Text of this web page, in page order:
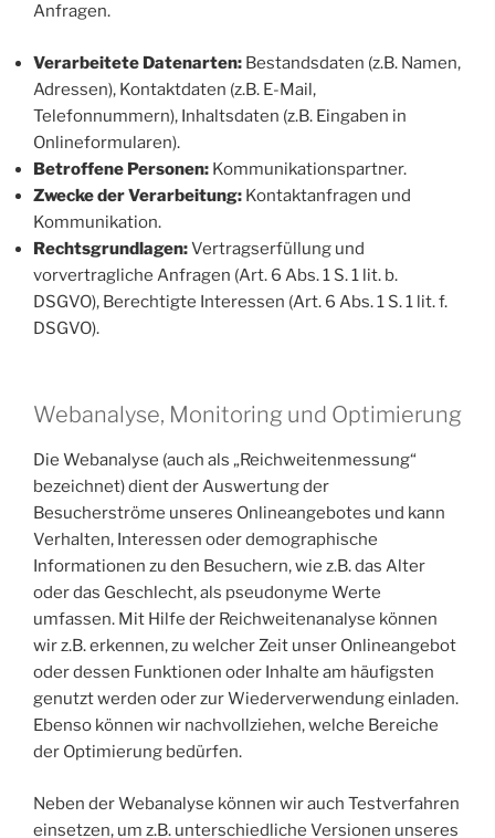
Anfragen.
Verarbeitete Datenarten: Bestandsdaten (z.B. Namen,
Adressen), Kontaktdaten (z.B. E-Mail,
Telefonnummern), Inhaltsdaten (z.B. Eingaben in
Onlineformularen).
Betroffene Personen: Kommunikationspartner.
Zwecke der Verarbeitung: Kontaktanfragen und
Kommunikation.
Rechtsgrundlagen:Vertragserfüllung und
vorvertragliche Anfragen (Art. 6 Abs. 1 S. 1 lit. b.
DSGVO), Berechtigte Interessen (Art. 6 Abs. 1 S. 1 lit. f.
DSGVO).
Webanalyse, Monitoring und Optimierung
Die Webanalyse (auch als „Reichweitenmessung“
bezeichnet) dient der Auswertung der
Besucherströme unseres Onlineangebotes und kann
Verhalten, Interessen oder demographische
Informationen zu den Besuchern, wie z.B. das Alter
oder das Geschlecht, als pseudonyme Werte
umfassen. Mit Hilfe der Reichweitenanalyse können
wir z.B. erkennen, zu welcher Zeit unser Onlineangebot
oder dessen Funktionen oder Inhalte am häufigsten
genutzt werden oder zur Wiederverwendung einladen.
Ebenso können wir nachvollziehen, welche Bereiche
der Optimierung bedürfen.
Neben der Webanalyse können wir auch Testverfahren
einsetzen, um z.B. unterschiedliche Versionen unseres